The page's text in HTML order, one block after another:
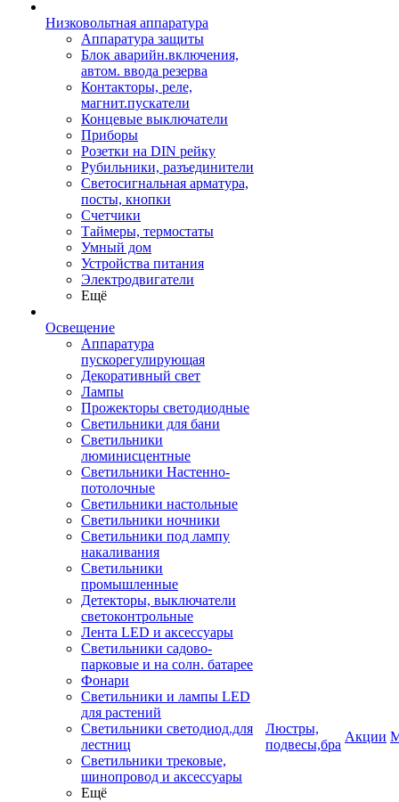
Низковольтная аппаратура
Аппаратура защиты
Блок аварийн.включения,
автом. ввода резерва
Контакторы, реле,
магнит.пускатели
Концевые выключатели
Приборы
Розетки на DIN рейку
Рубильники, разъединители
Светосигнальная арматура,
посты, кнопки
Счетчики
Таймеры, термостаты
Умный дом
Устройства питания
Электродвигатели
Ещё
Освещение
Аппаратура
пускорегулирующая
Декоративный свет
Лампы
Прожекторы светодиодные
Светильники для бани
Светильники
люминисцентные
Светильники Настенно-
потолочные
Светильники настольные
Светильники ночники
Светильники под лампу
накаливания
Светильники
промышленные
Детекторы, выключатели
светоконтрольные
Лента LED и аксессуары
Светильники садово-
парковые и на солн. батарее
Фонари
Светильники и лампы LED
для растений
Светильники светодиод.для
лестниц
Светильники трековые,
шинопровод и аксессуары
Ещё
Люстры,
подвесы,бра
Акции